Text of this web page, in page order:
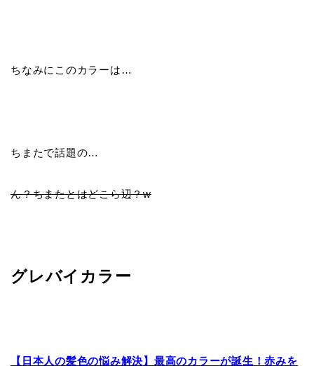
ちなみにこのカラーは…
ちまたで話題の…
ん？ちまたとはどこら辺？w
グレバイカラー
【日本人の髪色の悩み解決】最高のカラーが誕生！赤みを